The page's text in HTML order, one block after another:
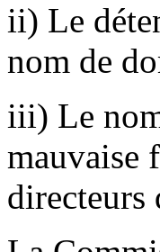
ii) Le
nom de
iii) Le
mauvaise
directeurs